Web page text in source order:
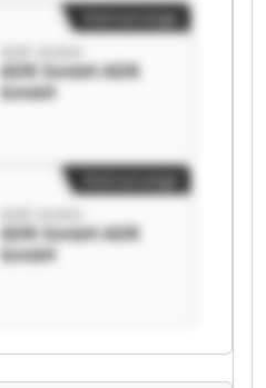
ADR GmbH ADR
GmbH
Kleinanzeige
ADR GmbH ADR
GmbH
Kleinanzeige